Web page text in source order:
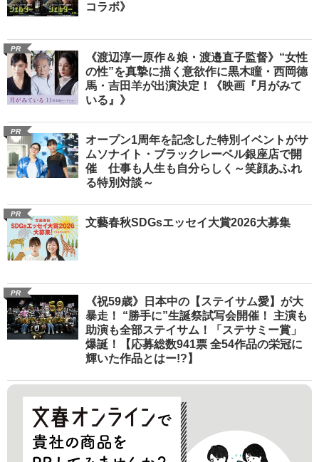
コラボ》
PR
《渡辺淳一原作＆娘・渡邉直子監督》“女性
の性”を真摯に描く意欲作に黒木瞳・西岡德
馬・吉田羊が出演決定！《映画『月がみて
いる』》
PR
オープン1周年を記念した特別イベントがサ
ムソナイト・ブラックレーベル銀座店で開
催 仕事も人生も自分らしく～笑顔あふれ
る特別対談～
PR
文藝春秋SDGsエッセイ大賞2026大募集
PR
《祝59歳》日本中の【ステイサム愛】が大
暴走！ “勝手に”生誕祭試写会開催！ 主演も
助演も全部ステイサム！「ステサミー賞」
爆誕！【応募総数941票 全54作品の栄冠に
輝いた作品とはー!?】